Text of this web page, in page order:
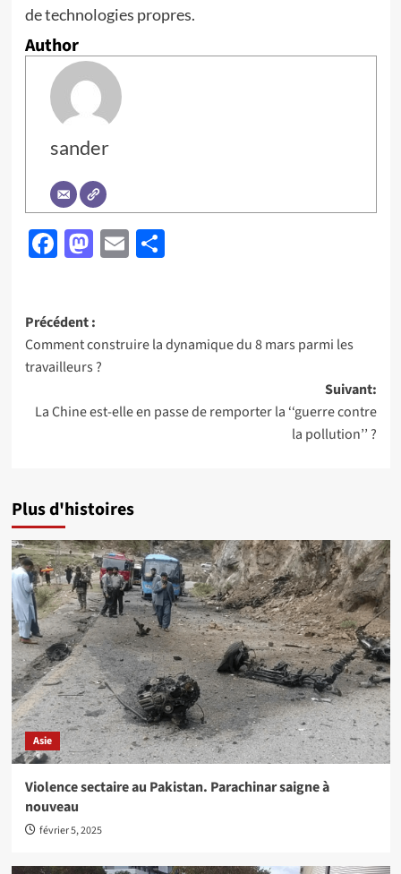
de technologies propres.
Author
sander
Facebook
Mastodon
EmailPartager
Navigation
d’article
Précédent :
Comment construire la dynamique du 8 mars parmi les
travailleurs ?
Suivant:
La Chine est-elle en passe de remporter la ‘‘guerre contre
la pollution’’ ?
Plus d'histoires
Asie
Violence sectaire au Pakistan. Parachinar saigne à
nouveau
février 5, 2025